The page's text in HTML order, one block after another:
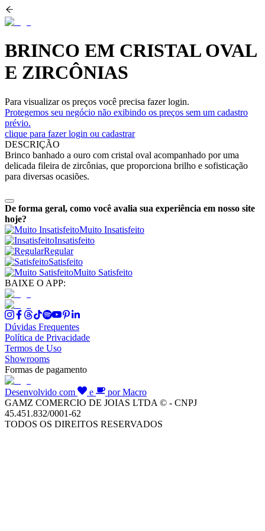
BRINCO EM CRISTAL OVAL
E ZIRCÔNIAS
Para visualizar os preços você precisa fazer login.
Protegemos seu negócio não exibindo os preços sem um cadastro
prévio.
clique para fazer login ou cadastrar
DESCRIÇÃO
Brinco banhado a ouro com cristal oval acompanhado por uma
delicada fileira de zircônias, que proporciona brilho e sofisticação
para diversas ocasiões.
De forma geral, como você avalia sua experiência em nosso site
hoje?
Muito Insatisfeito
Insatisfeito
Regular
Satisfeito
Muito Satisfeito
BAIXE O APP:
Dúvidas Frequentes
Política de Privacidade
Termos de Uso
Showrooms
Formas de pagamento
Desenvolvido com e
por Macro
GAMZ COMERCIO DE JOIAS LTDA © - CNPJ
45.451.832/0001-62
TODOS OS DIREITOS RESERVADOS